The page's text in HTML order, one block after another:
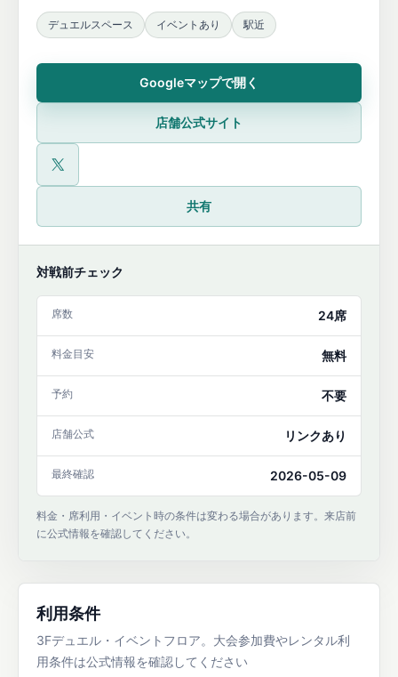
デュエルスペース イベントあり 駅近
Googleマップで開く
店舗公式サイト
公式X
共有
対戦前チェック
席数 24席
料金目安 無料
予約 不要
店舗公式 リンクあり
最終確認 2026-05-09
料金・席利用・イベント時の条件は変わる場合があります。来店前
に公式情報を確認してください。
利用条件
3Fデュエル・イベントフロア。大会参加費やレンタル利
用条件は公式情報を確認してください